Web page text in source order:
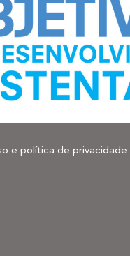
e política de privacidade